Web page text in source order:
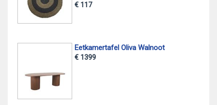
€ 117
Eetkamertafel Oliva Walnoot
€ 1399